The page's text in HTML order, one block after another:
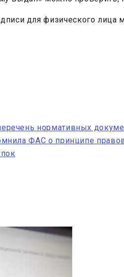
для физического
нормативных
ФАС о принципе